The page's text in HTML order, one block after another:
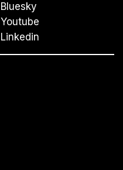
Bluesky
Youtube
Linkedin